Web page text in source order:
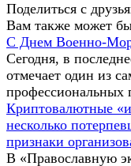
Поделиться с
Вам также может
С Днем Военно-
Сегодня, в
отмечает один из
профессиональных
Криптовалютные
несколько
признаки
В «Православную